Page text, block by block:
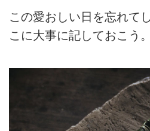
この愛おしい日を忘れて
こに大事に記しておこう。